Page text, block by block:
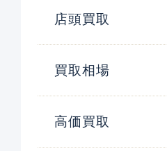
店頭買取
買取相場
高価買取